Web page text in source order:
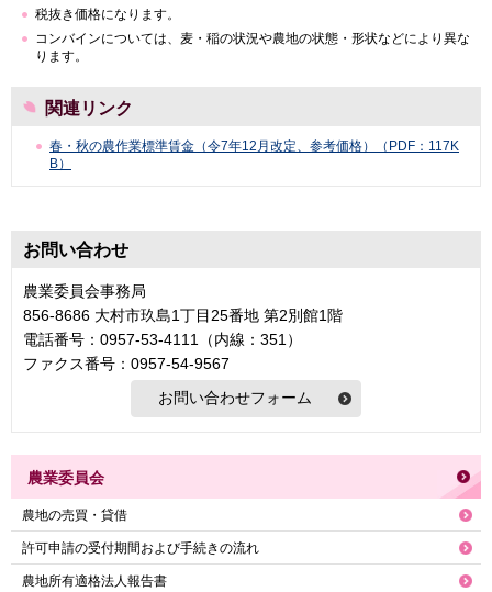
税抜き価格になります。
コンバインについては、麦・稲の状況や農地の状態・形状などにより異な
ります。
関連リンク
春・秋の農作業標準賃金（令7年12月改定、参考価格）（PDF：117K
B）
お問い合わせ
農業委員会事務局
856-8686 大村市玖島1丁目25番地 第2別館1階
電話番号：0957-53-4111（内線：351）
ファクス番号：0957-54-9567
農業委員会
農地の売買・貸借
許可申請の受付期間および手続きの流れ
農地所有適格法人報告書